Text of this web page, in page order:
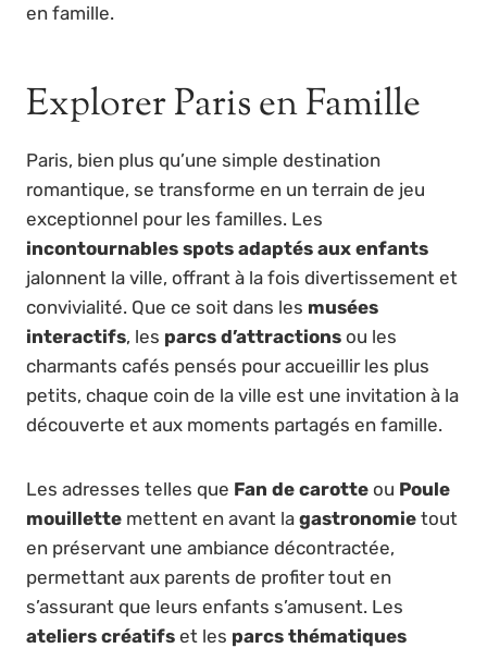
en famille.
Explorer Paris en Famille
Paris, bien plus qu’une simple destination
romantique, se transforme en un terrain de jeu
exceptionnel pour les familles. Les
incontournables spots adaptés aux enfants
jalonnent la ville, offrant à la fois divertissement et
convivialité. Que ce soit dans les musées
interactifs, les parcs d’attractions ou les
charmants cafés pensés pour accueillir les plus
petits, chaque coin de la ville est une invitation à la
découverte et aux moments partagés en famille.
Les adresses telles que Fan de carotte ou Poule
mouillette mettent en avant la gastronomie tout
en préservant une ambiance décontractée,
permettant aux parents de profiter tout en
s’assurant que leurs enfants s’amusent. Les
ateliers créatifs et les parcs thématiques